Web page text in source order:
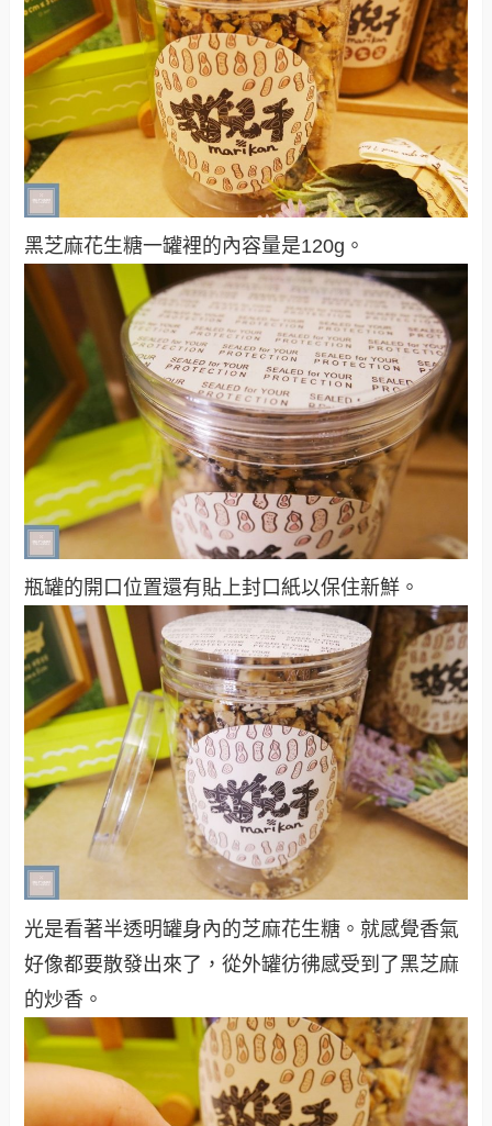
黑芝麻花生糖一罐裡的內容量是120g。
瓶罐的開口位置還有貼上封口紙以保住新鮮。
光是看著半透明罐身內的芝麻花生糖。就感覺香氣
好像都要散發出來了，從外罐彷彿感受到了黑芝麻
的炒香。